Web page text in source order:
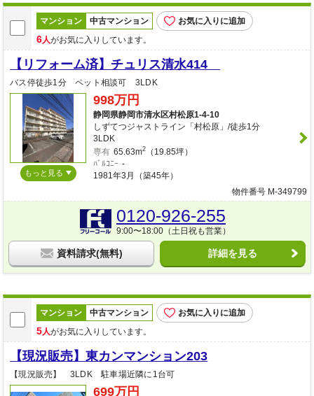
マンション 中古マンション お気に入りに追加
6人がお気に入りしています。
【リフォーム済】チュリス清水414
バス停徒歩1分 ペット相談可 3LDK
もっと見る
998万円
静岡県静岡市清水区村松原1-4-10
しずてつジャストライン「村松原」/徒歩1分
3LDK
専有 65.63m2（19.85坪）
ﾊﾞﾙｺﾆｰ -
1981年3月（築45年）
物件番号 M-349799
0120-926-255
9:00〜18:00（土日祝も営業）
資料請求(無料) 詳細を見る
マンション 中古マンション お気に入りに追加
5人がお気に入りしています。
【現況販売】東カンマンション203
【現況販売】 3LDK 駐車場近隣に1台可
699万円